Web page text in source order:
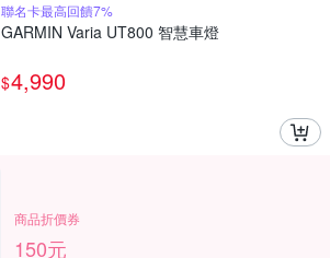
聯名卡最高回饋7%
GARMIN Varia UT800 智慧車燈
$4,990
商品折價券
150元